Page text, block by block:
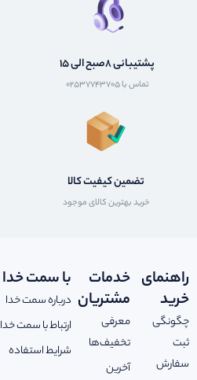
پشتیبانی 8صبح الی 15
تماس با 02537743705
تضمین کیفیت کالا
خرید بهترین کالای موجود
راهنمای
خرید
چگونگی
ثبت
سفارش
خدمات
مشتریان
معرفی
تخفیف‌ها
آخرین
با سمت خدا
درباره سمت خدا
ارتباط با سمت خدا
شرایط استفاده